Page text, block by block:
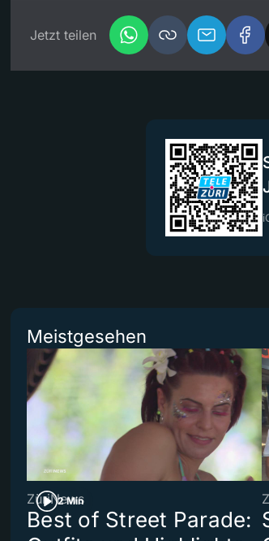
Jetzt teilen
Meistgesehen
2 Min
ZüriNews
Best of Street Parade: